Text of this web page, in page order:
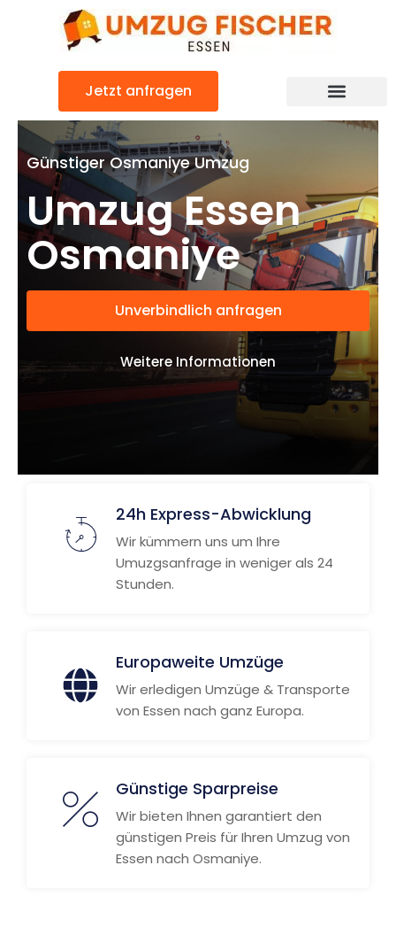
Jetzt anfragen
Günstiger Osmaniye Umzug
Umzug Essen
Osmaniye
Unverbindlich anfragen
Weitere Informationen
24h Express-Abwicklung
Wir kümmern uns um Ihre
Umuzgsanfrage in weniger als 24
Stunden.
Europaweite Umzüge
Wir erledigen Umzüge & Transporte
von Essen nach ganz Europa.
Günstige Sparpreise
Wir bieten Ihnen garantiert den
günstigen Preis für Ihren Umzug von
Essen nach Osmaniye.